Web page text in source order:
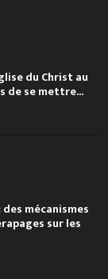
du Christ au
de se mettre...
mécanismes
sur les